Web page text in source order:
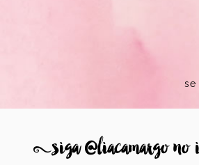
se
8siga @liacamargo no